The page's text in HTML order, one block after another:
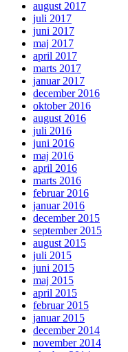
august 2017
juli 2017
juni 2017
maj 2017
april 2017
marts 2017
januar 2017
december 2016
oktober 2016
august 2016
juli 2016
juni 2016
maj 2016
april 2016
marts 2016
februar 2016
januar 2016
december 2015
september 2015
august 2015
juli 2015
juni 2015
maj 2015
april 2015
februar 2015
januar 2015
december 2014
november 2014